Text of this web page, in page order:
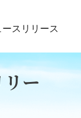
スリリース
ー